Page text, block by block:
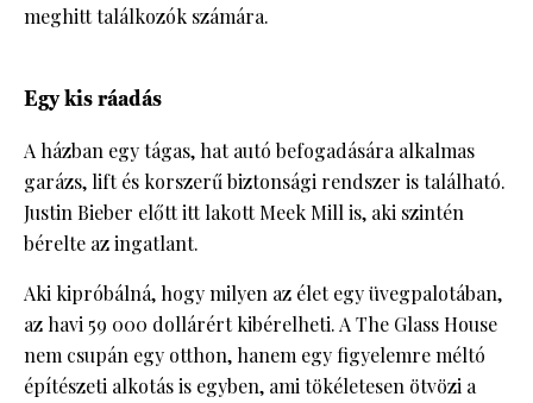
meghitt találkozók számára.
Egy kis ráadás
A házban egy tágas, hat autó befogadására alkalmas
garázs, lift és korszerű biztonsági rendszer is található.
Justin Bieber előtt itt lakott Meek Mill is, aki szintén
bérelte az ingatlant.
Aki kipróbálná, hogy milyen az élet egy üvegpalotában,
az havi 59 000 dollárért kibérelheti. A The Glass House
nem csupán egy otthon, hanem egy figyelemre méltó
építészeti alkotás is egyben, ami tökéletesen ötvözi a